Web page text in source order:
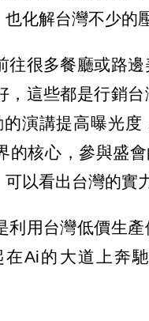
化解台灣不少的
往很多餐廳或路
，這些都是行銷
演講提高曝光度
的核心，參與盛
以看出台灣的實
利用台灣低價生
Ai的大道上奔